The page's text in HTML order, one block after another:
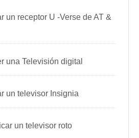
un receptor U -Verse de AT &
una Televisión digital
un televisor Insignia
un televisor roto